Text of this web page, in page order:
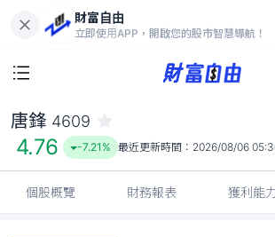
財富自由
立即使用APP，開啟您的股市智慧導航！
4.76
-7.21%
唐鋒 4609
4.76 -7.21% 最近更新時間： 2026/08/06
個股概覽 財務報表 獲利能